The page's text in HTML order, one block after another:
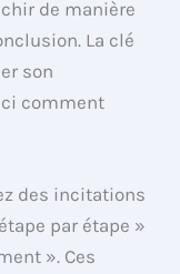
de manière
La clé
son
comment
des incitations
par étape »
». Ces